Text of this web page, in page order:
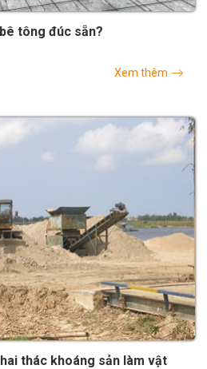
tông đúc sẵn?
Xem thêm
thác khoáng sản làm vật